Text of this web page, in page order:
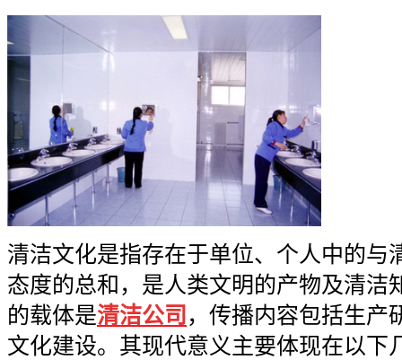
清洁文化是指存在于单位、个人中的与
态度的总和，是人类文明的产物及清洁
的载体是清洁公司 ，传播内容包括生产
文化建设。其现代意义主要体现在以下